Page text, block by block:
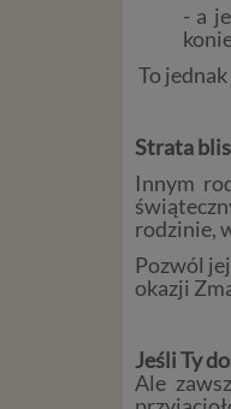
- a
To
Strata
Innym
rodzinie,
Pozwól
okazji
Jeśli Ty
Ale